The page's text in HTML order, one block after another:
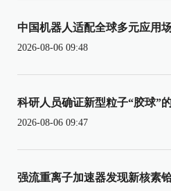
中国机器人适配全球多元应用
2026-08-06 09:48
科研人员确证新型粒子“胶球”
2026-08-06 09:47
强流重离子加速器发现新核素